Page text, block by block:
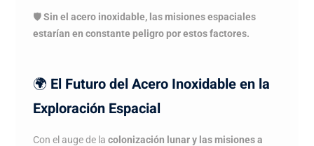
🛡️Sin el acero inoxidable, las misiones espaciales
estarían en constante peligro por estos factores.
🌍 El Futuro del Acero Inoxidable en la
Exploración Espacial
Con el auge de la colonización lunar y las misiones a